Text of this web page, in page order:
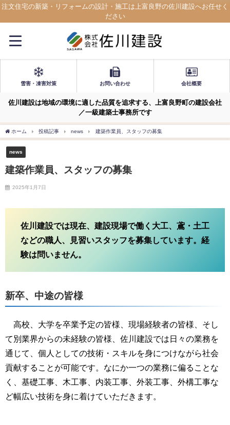
注文住宅の新築・リフォームの設計・施工は上富良野の佐川建設へお任せく
ださい
雪害・凍害対策 お問い合わせ 会社概要
佐川建設は地域の環境に適した品質を追求する、上富良野町の建設会社
／一級建築士事務所です
ホーム 投稿記事 news 建築作業員、スタッフの募集
news
建築作業員、スタッフの募集
2025年1月7日
佐川建設では現在、建設現場で働く大工、鳶・土工
などの職人、見習いスタッフを募集しています。経
験は問いません。
新卒、中途の皆様
高校、大学を卒業予定の皆様、現場経験者の皆様、そし
て別業界からの未経験の皆様、佐川建設では日々の業務を
通じて、個人としての技術・スキルを身につけながら社会
貢献することが可能です。なにか一つの業務に偏ることな
く、基礎工事、木工事、内装工事、外装工事、外構工事な
ど幅広い技術を身に着けていただきます。